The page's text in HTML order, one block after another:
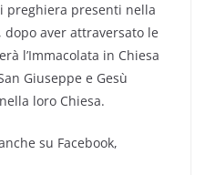
presenti nella
aver attraversato le
l’Immacolata in Chiesa
Giuseppe e Gesù
loro Chiesa.
su Facebook,